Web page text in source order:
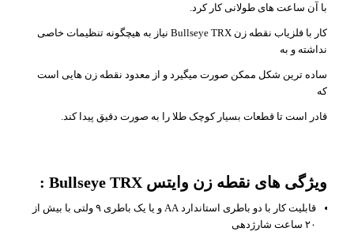
با آن ساعت های طولانی کار کرد.
کار با فلزیاب نقطه زن Bullseye TRX نیاز به هیچگونه تنظیمات خاصی
نداشته و به
ساده ترین شکل ممکن صورت میگیرد و از معدود نقطه زن هایی است
که
قادر است تا قطعات بسیار کوچک طلا را به صورت دقیق پیدا کند.
ویژگی های نقطه زن وایتس Bullseye TRX :
قابلیت کار با دو باطری استاندارد AA و یا یک باطری ۹ ولتی با بیش از
۲۰ ساعت شارژدهی